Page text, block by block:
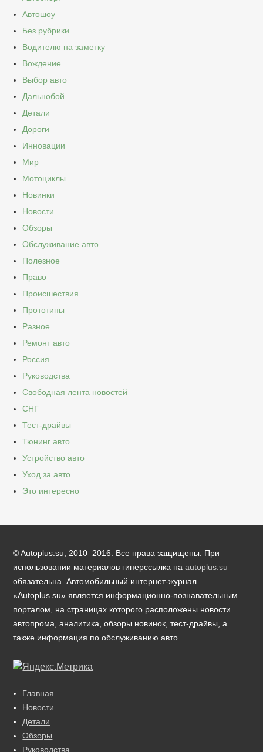
Автошоу
Без рубрики
Водителю на заметку
Вождение
Выбор авто
Дальнобой
Детали
Дороги
Инновации
Мир
Мотоциклы
Новинки
Новости
Обзоры
Обслуживание авто
Полезное
Право
Происшествия
Прототипы
Разное
Ремонт авто
Россия
Руководства
Свободная лента новостей
СНГ
Тест-драйвы
Тюнинг авто
Устройство авто
Уход за авто
Это интересно
© Autoplus.su, 2010–2016. Все права защищены. При
использовании материалов гиперссылка наautoplus.su
обязательна. Автомобильный интернет-журнал
«Autoplus.su» является информационно-познавательным
порталом, на страницах которого расположены новости
автопрома, аналитика, обзоры новинок, тест-драйвы, а
также информация по обслуживанию авто.
Главная
Новости
Детали
Обзоры
Руководства